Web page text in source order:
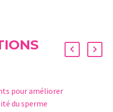
pour améliorer
du sperme